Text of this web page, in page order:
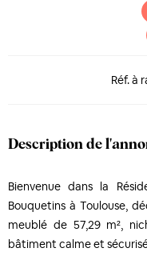
Réf. à
Description de
Bienvenue dans la
Bouquetins à Toulouse,
meublé de 57,29 m²,
bâtiment calme et